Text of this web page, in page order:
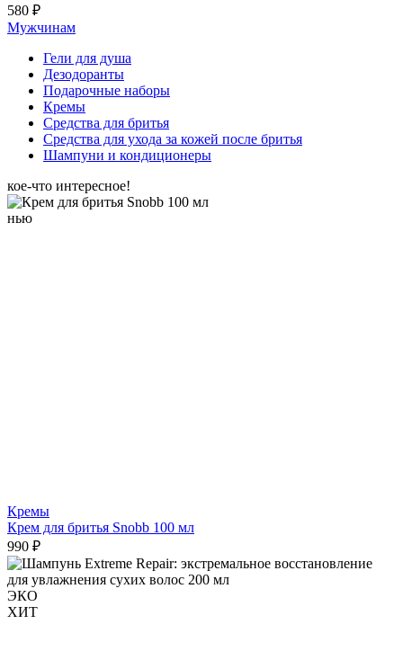
580 ₽
Мужчинам
Гели для душа
Дезодоранты
Подарочные наборы
Кремы
Средства для бритья
Средства для ухода за кожей после бритья
Шампуни и кондиционеры
кое-что интересное!
нью
Кремы
Крем для бритья Snobb 100 мл
990 ₽
ЭКО
ХИТ